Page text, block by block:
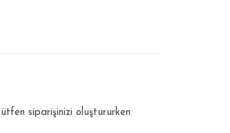
siparişinizi oluştururken